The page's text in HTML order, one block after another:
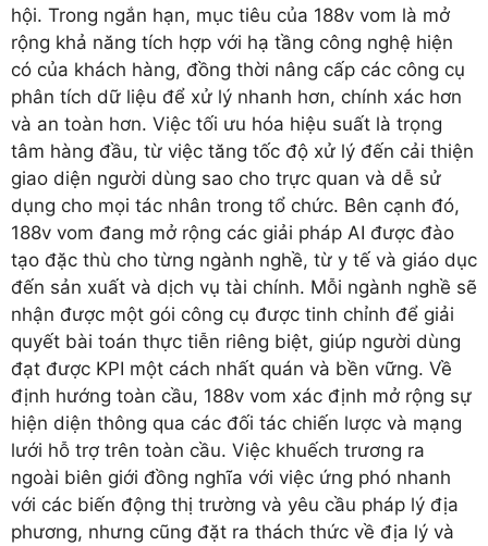
hội. Trong ngắn hạn, mục tiêu của 188v vom là mở
rộng khả năng tích hợp với hạ tầng công nghệ hiện
có của khách hàng, đồng thời nâng cấp các công cụ
phân tích dữ liệu để xử lý nhanh hơn, chính xác hơn
và an toàn hơn. Việc tối ưu hóa hiệu suất là trọng
tâm hàng đầu, từ việc tăng tốc độ xử lý đến cải thiện
giao diện người dùng sao cho trực quan và dễ sử
dụng cho mọi tác nhân trong tổ chức. Bên cạnh đó,
188v vom đang mở rộng các giải pháp AI được đào
tạo đặc thù cho từng ngành nghề, từ y tế và giáo dục
đến sản xuất và dịch vụ tài chính. Mỗi ngành nghề sẽ
nhận được một gói công cụ được tinh chỉnh để giải
quyết bài toán thực tiễn riêng biệt, giúp người dùng
đạt được KPI một cách nhất quán và bền vững. Về
định hướng toàn cầu, 188v vom xác định mở rộng sự
hiện diện thông qua các đối tác chiến lược và mạng
lưới hỗ trợ trên toàn cầu. Việc khuếch trương ra
ngoài biên giới đồng nghĩa với việc ứng phó nhanh
với các biến động thị trường và yêu cầu pháp lý địa
phương, nhưng cũng đặt ra thách thức về địa lý và